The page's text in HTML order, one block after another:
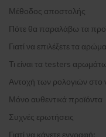
Μέθοδος αποστολής
Πότε θα παραλάβω τα
Γιατί να επιλέξετε τα
Τι είναι τα testers
Αντοχή των ρολογιών στο
Μόνο αυθεντικά προϊόντα
Συχνές ερωτήσεις
Γιατί να κάνετε εγγραφή;